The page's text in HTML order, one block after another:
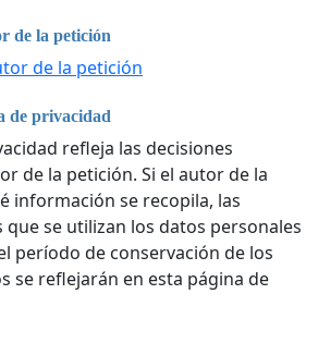
de la petición
de la petición
de privacidad
refleja las decisiones
de la petición. Si el autor de la
información se recopila, las
se utilizan los datos personales
período de conservación de los
se reflejarán en esta página de